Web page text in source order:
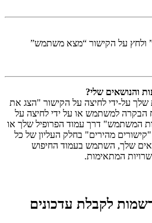
ולחץ על הקישור “מצא משתמש”
והנושאים שלי?
שלך על-ידי לחיצה על הקישור "הצג את
הבקרה למשתמש או על ידי לחיצה על
המשתמש" דרך עמוד הפרופיל שלך או
מהירים" בחלק העליון של כל
שלך, השתמש בעמוד החיפוש
המתאימות.
לקבלת עדכונים